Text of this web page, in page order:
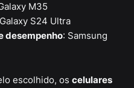
M35
S24 Ultra
desempenho: Samsung
escolhido, os celulares